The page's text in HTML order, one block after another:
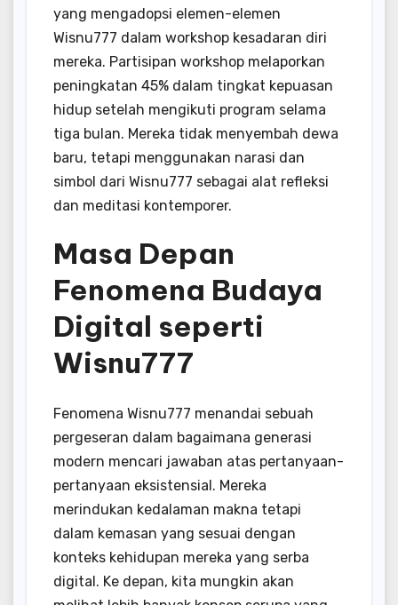
yang mengadopsi elemen-elemen
Wisnu777 dalam workshop kesadaran diri
mereka. Partisipan workshop melaporkan
peningkatan 45% dalam tingkat kepuasan
hidup setelah mengikuti program selama
tiga bulan. Mereka tidak menyembah dewa
baru, tetapi menggunakan narasi dan
simbol dari Wisnu777 sebagai alat refleksi
dan meditasi kontemporer.
Masa Depan
Fenomena Budaya
Digital seperti
Wisnu777
Fenomena Wisnu777 menandai sebuah
pergeseran dalam bagaimana generasi
modern mencari jawaban atas pertanyaan-
pertanyaan eksistensial. Mereka
merindukan kedalaman makna tetapi
dalam kemasan yang sesuai dengan
konteks kehidupan mereka yang serba
digital. Ke depan, kita mungkin akan